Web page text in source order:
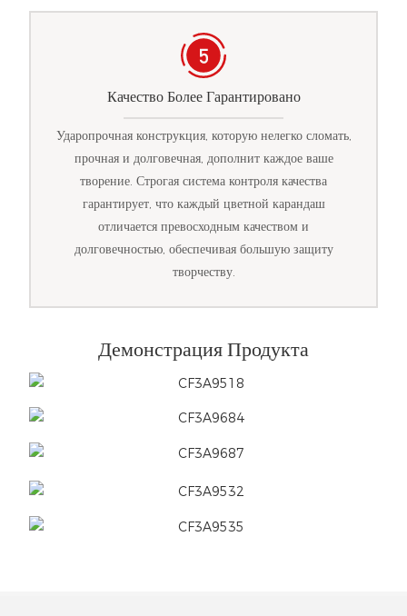
Качество Более Гарантировано
Ударопрочная конструкция, которую нелегко сломать,
прочная и долговечная, дополнит каждое ваше
творение. Строгая система контроля качества
гарантирует, что каждый цветной карандаш
отличается превосходным качеством и
долговечностью, обеспечивая большую защиту
творчеству.
Демонстрация Продукта